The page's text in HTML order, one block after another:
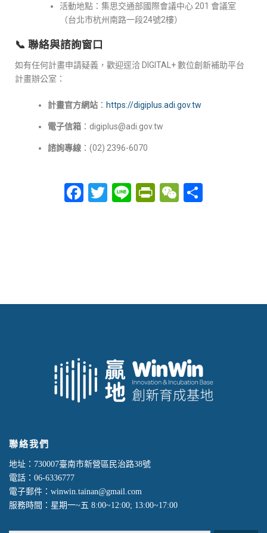
活動地點：集思交通部國際會議中心 201 會議室
（台北市杭州南路一段24號2樓）
📞 聯絡與諮詢窗口
如有任何計畫申請疑義，歡迎逕洽 DIGITAL+ 數位創新補助平台
計畫辦公室：
計畫官方網站 ： https://digiplus.adi.gov.tw
電子信箱 ：digiplus@adi.gov.tw
諮詢專線 ：(02) 2396-6070
Facebook
Twitter
LinePrintFriendly
WeChat
聯絡我們
地址：730007臺南市新營區民治路38號
電話：06-6336777
電子郵件：winwin.tainan@gmail.com
服務時間：星期一~五 8:00~12:00; 13:00~17:00